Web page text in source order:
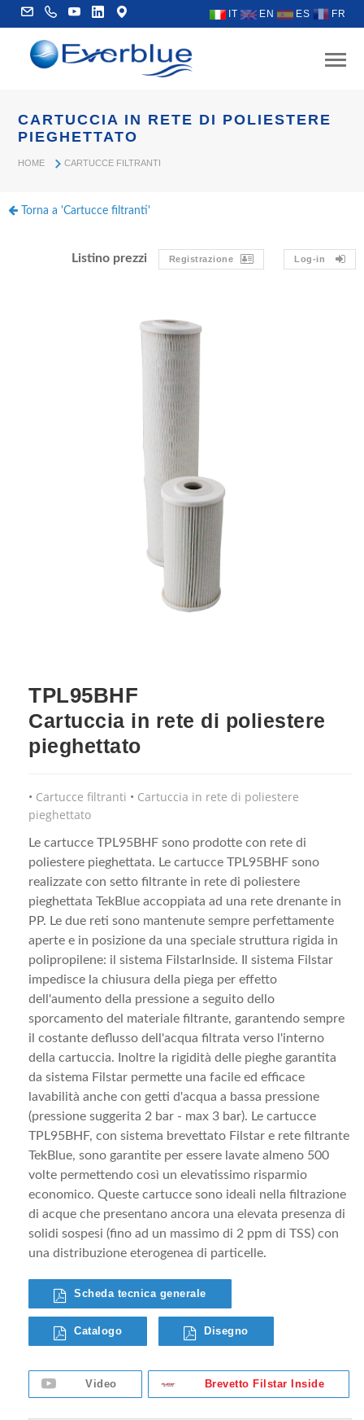
IT EN ES FR
CARTUCCIA IN RETE DI POLIESTERE
PIEGHETTATO
HOME CARTUCCE FILTRANTI
Torna a 'Cartucce filtranti'
Listino prezzi Registrazione Log-in
TPL95BHF
Cartuccia in rete di poliestere
pieghettato
Cartucce filtranti
Cartuccia in rete di poliestere
pieghettato
Le cartucce TPL95BHF sono prodotte con rete di
poliestere pieghettata. Le cartucce TPL95BHF sono
realizzate con setto filtrante in rete di poliestere
pieghettata TekBlue accoppiata ad una rete drenante in
PP. Le due reti sono mantenute sempre perfettamente
aperte e in posizione da una speciale struttura rigida in
polipropilene: il sistema FilstarInside. Il sistema Filstar
impedisce la chiusura della piega per effetto
dell'aumento della pressione a seguito dello
sporcamento del materiale filtrante, garantendo sempre
il costante deflusso dell'acqua filtrata verso l'interno
della cartuccia. Inoltre la rigidità delle pieghe garantita
da sistema Filstar permette una facile ed efficace
lavabilità anche con getti d'acqua a bassa pressione
(pressione suggerita 2 bar - max 3 bar). Le cartucce
TPL95BHF, con sistema brevettato Filstar e rete filtrante
TekBlue, sono garantite per essere lavate almeno 500
volte permettendo così un elevatissimo risparmio
economico. Queste cartucce sono ideali nella filtrazione
di acque che presentano ancora una elevata presenza di
solidi sospesi (fino ad un massimo di 2 ppm di TSS) con
una distribuzione eterogenea di particelle.
Scheda tecnica generale
Catalogo Disegno
Video Brevetto Filstar Inside